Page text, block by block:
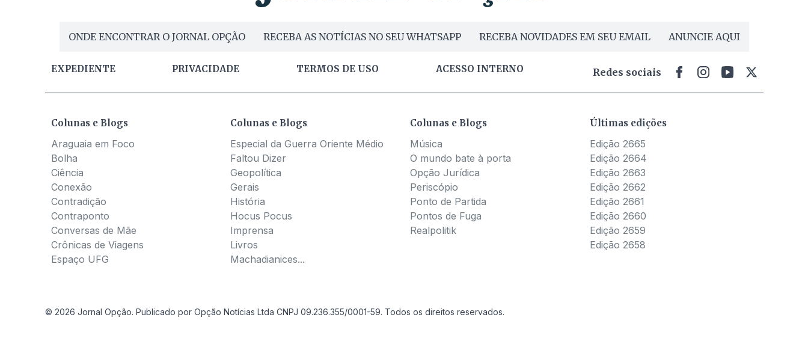
ONDE ENCONTRAR O JORNAL OPÇÃO RECEBA AS NOTÍCIAS NO SEU WHATSAPP RECEBA NOVIDADES EM SEU EMAIL ANUNCIE AQUI
EXPEDIENTE PRIVACIDADE TERMOS DE USO ACESSO INTERNO Redes sociais
Colunas e Blogs
Araguaia em Foco
Bolha
Ciência
Conexão
Contradição
Contraponto
Conversas de Mãe
Crônicas de Viagens
Espaço UFG
Colunas e Blogs
Especial da Guerra Oriente Médio
Faltou Dizer
Geopolítica
Gerais
História
Hocus Pocus
Imprensa
Livros
Machadianices...
Colunas e Blogs
Música
O mundo bate à porta
Opção Jurídica
Periscópio
Ponto de Partida
Pontos de Fuga
Realpolitik
Últimas edições
Edição 2665
Edição 2664
Edição 2663
Edição 2662
Edição 2661
Edição 2660
Edição 2659
Edição 2658
© 2026 Jornal Opção. Publicado por Opção Notícias Ltda CNPJ 09.236.355/0001-59. Todos os direitos reservados.